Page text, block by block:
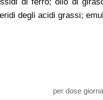
di ferro; olio di
degli acidi grassi;
per dose